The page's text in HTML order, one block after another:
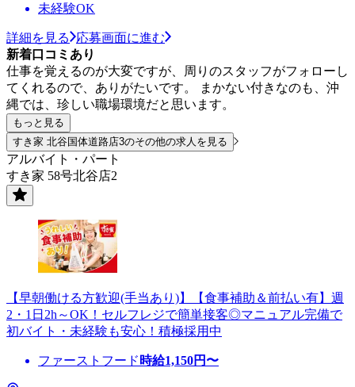
未経験OK
詳細を見る
応募画面に進む
新着口コミあり
仕事を覚えるのが大変ですが、周りのスタッフがフォローし
てくれるので、ありがたいです。 まかない付きなのも、沖
縄では、珍しい職場環境だと思います。
もっと見る
すき家 北谷国体道路店3のその他の求人を見る
アルバイト・パート
すき家 58号北谷店2
【早朝働ける方歓迎(手当あり)】【食事補助＆前払い有】週
2・1日2h～OK！セルフレジで簡単接客◎マニュアル完備で
初バイト・未経験も安心！積極採用中
ファーストフード 時給1,150円〜